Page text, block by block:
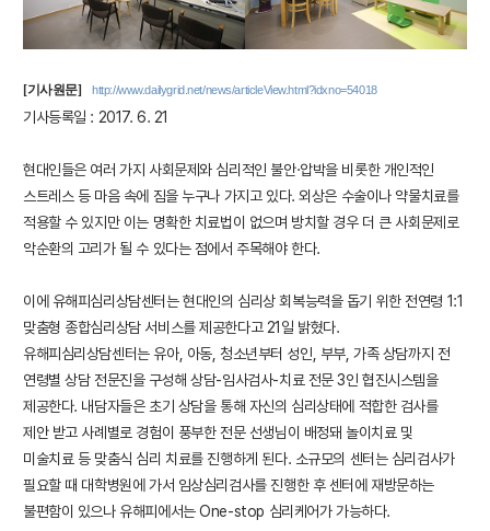
[기사원문] http://www.dailygrid.net/news/articleView.html?idxno=54018
기사등록일 : 2017. 6. 21
현대인들은 여러 가지 사회문제와 심리적인 불안·압박을 비롯한 개인적인
스트레스 등 마음 속에 짐을 누구나 가지고 있다. 외상은 수술이나 약물치료를
적용할 수 있지만 이는 명확한 치료법이 없으며 방치할 경우 더 큰 사회문제로
악순환의 고리가 될 수 있다는 점에서 주목해야 한다.
이에 유해피심리상담센터는 현대인의 심리상 회복능력을 돕기 위한 전연령 1:1
맞춤형 종합심리상담 서비스를 제공한다고 21일 밝혔다.
유해피심리상담센터는 유아, 아동, 청소년부터 성인, 부부, 가족 상담까지 전
연령별 상담 전문진을 구성해 상담-임사검사-치료 전문 3인 협진시스템을
제공한다. 내담자들은 초기 상담을 통해 자신의 심리상태에 적합한 검사를
제안 받고 사례별로 경험이 풍부한 전문 선생님이 배정돼 놀이치료 및
미술치료 등 맞춤식 심리 치료를 진행하게 된다. 소규모의 센터는 심리검사가
필요할 때 대학병원에 가서 임상심리검사를 진행한 후 센터에 재방문하는
불편함이 있으나 유해피에서는 One-stop 심리케어가 가능하다.